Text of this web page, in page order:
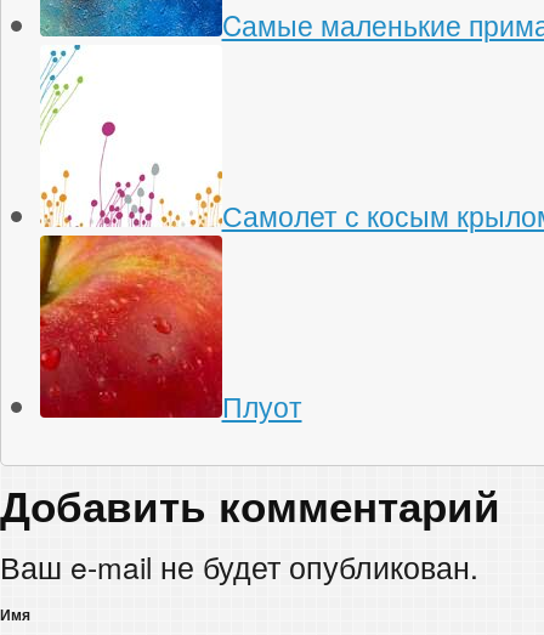
Cамые маленькие
Самолет с косым
Плуот
Добавить комментарий
Ваш e-mail не будет опубликован.
Имя